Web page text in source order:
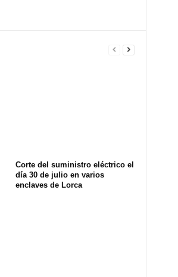
Corte del suministro eléctrico el
día 30 de julio en varios
enclaves de Lorca